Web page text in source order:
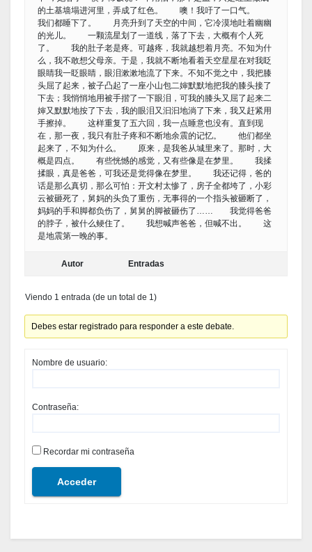
的土基墙塌进河里，弄成了红色。 噢！我吁了一口气。
我们都睡下了。 月亮升到了天空的中间，它冷漠地吐着幽幽
的光儿。 一颗流星划了一道线，落了下去，大概有个人死
了。 我的肚子老是疼。可越疼，我就越想着月亮。不知为什
么，我不敢想父母亲。于是，我就不断地看着天空星星在对我眨
眼睛我一眨眼睛，眼泪漱漱地流了下来。不知不觉之中，我把膝
头屈了起来，被子凸起了一座小山包二婶默默地把我的膝头接了
下去；我悄悄地用被手揩了一下眼泪，可我的膝头又屈了起来二
婶又默默地按了下去，我的眼泪又汩汩地淌了下来，我又赶紧用
手擦掉。 这样重复了五六回，我一点睡意也没有。直到现
在，那一夜，我只有肚子疼和不断地余震的记忆。 他们都坐
起来了，不知为什么。 原来，是我爸从城里来了。那时，大
概是四点。 有些恍憾的感觉，又有些像是在梦里。 我揉
揉眼，真是爸爸，可我还是觉得像在梦里。 我还记得，爸的
话是那么真切，那么可怕：开文村太惨了，房子全都垮了，小彩
云被砸死了，舅妈的头负了重伤，无事得的一个指头被砸断了，
妈妈的手和脚都负伤了，舅舅的脚被砸伤了…… 我觉得爸爸
的脖子，被什么鲠住了。 我想喊声爸爸，但喊不出。 这
是地震第一晚的事。
Autor Entradas
Viendo 1 entrada (de un total de 1)
Debes estar registrado para responder a este debate.
Nombre de usuario:
Contraseña:
Recordar mi contraseña
Acceder